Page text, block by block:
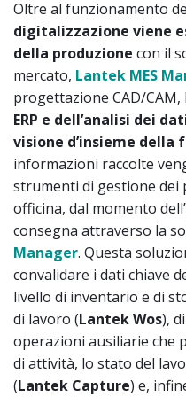
Oltre al funzionamento
digitalizzazione viene
della produzione con il
mercato, Lantek MES
progettazione CAD/
ERP e dell’analisi dei
visione d’insieme
informazioni raccolte
strumenti di gestione dei
officina, dal momento
consegna attraverso la
Manager. Questa
convalidare i dati chiave
livello di inventario e di
di lavoro (Lantek Wos),
operazioni ausiliarie che
di attività, lo stato del
(Lantek Capture) e,